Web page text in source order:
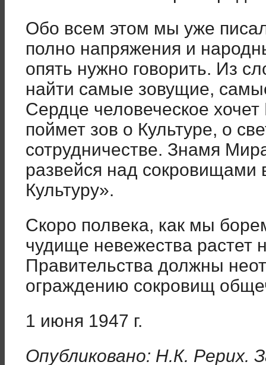
Обо всем этом мы уже
полно напряжения и
опять нужно говорить. Из
найти самые зовущие,
Сердце человеческое
поймет зов о Культуре, о
сотрудничестве. Знамя
развейся над
Культуру».
Скоро полвека, как мы
чудище невежества растет
Правительства должны
ограждению сокровищ
1 июня 1947 г.
Опубликовано: Н.К. Реpих.